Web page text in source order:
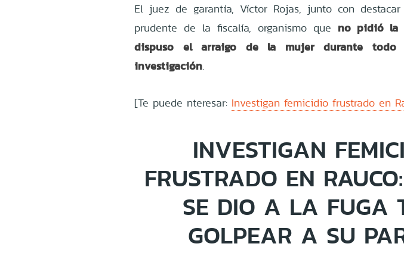
El juez de garantía, Víctor Rojas, junto con
prudente de la fiscalía, organismo que no pidió la
dispuso el arraigo de la mujer durante
investigación.
[Te puede nteresar: Investigan femicidio frustrado en
INVESTIGAN
FRUSTRADO EN
SE DIO A LA FUGA
GOLPEAR A SU